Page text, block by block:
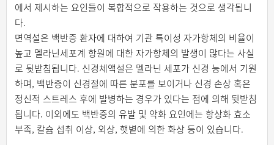
에서 제시하는 요인들이 복합적으로 작용하는 것으로 생각됩니
다.
면역설은 백반증 환자에 대하여 기관 특이성 자가항체의 비율이
높고 멜라닌세포계 항원에 대한 자가항체의 발생이 많다는 사실
로 뒷받침됩니다. 신경체액설은 멜라닌 세포가 신경 능에서 기원
하며, 백반증이 신경절에 따른 분포를 보이거나 신경 손상 혹은
정신적 스트레스 후에 발병하는 경우가 있다는 점에 의해 뒷받침
됩니다. 이외에도 백반증의 유발 및 악화 요인에는 항상화 효소
부족, 칼슘 섭취 이상, 외상, 햇볕에 의한 화상 등이 있습니다.